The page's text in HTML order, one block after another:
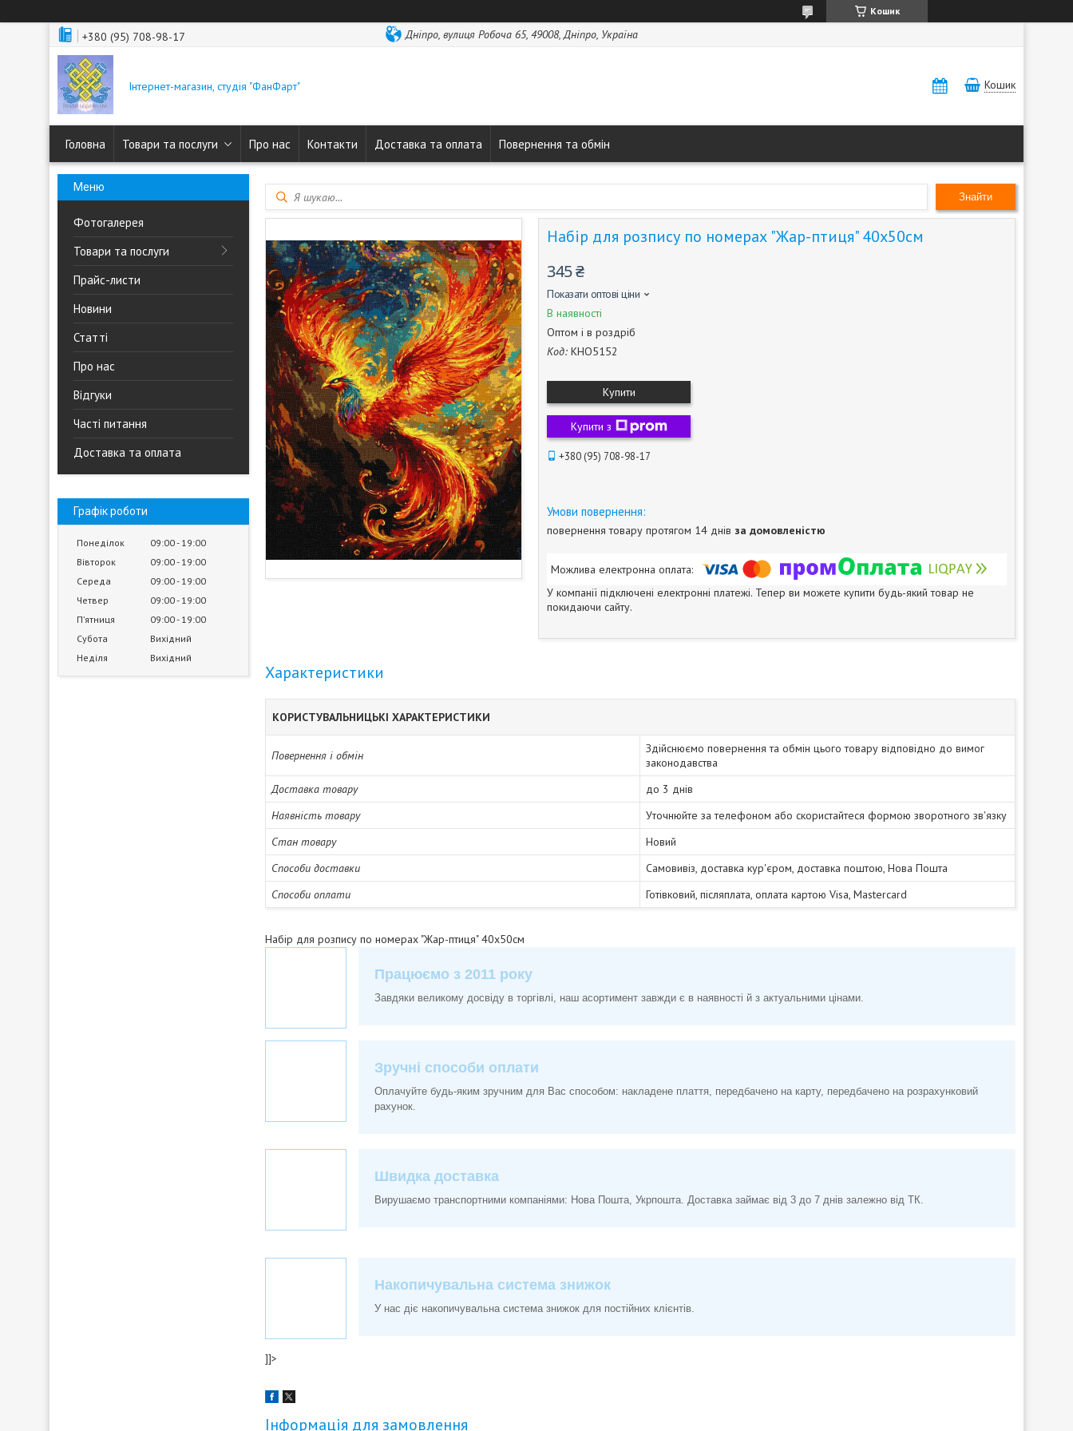
Кошик
+380 (95) 708-98-17 Дніпро, вулиця Робоча 65, 49008, Дніпро, Україна
Інтернет-магазин, студія "ФанФарт" Кошик
Головна Товари та послуги Про нас Контакти Доставка та оплата Повернення та обмін
Фотогалерея
Товари та послуги
Прайс-листи
Новини
Статті
Про нас
Відгуки
Часті питання
Доставка та оплата
Графік роботи
Понеділок 09:00 19:00
Вівторок
09:00 19:00
Середа
09:00 19:00
Четвер
09:00 19:00
Пʼятниця
09:00 19:00
Субота
Вихідний
Неділя
Вихідний
Знайти
Набір для розпису по номерах "Жар-птиця" 40х50см
345 ₴
Показати оптові ціни
В наявності
Оптом і в роздріб
Код: КНО5152
Купити
Купити з
+380 (95) 708-98-17
повернення товару протягом 14 днів за домовленістю
У компанії підключені електронні платежі. Тепер ви можете купити будь-який товар не
покидаючи сайту.
Характеристики
КОРИСТУВАЛЬНИЦЬКІ ХАРАКТЕРИСТИКИ
Повернення і обмін
Здійснюємо повернення та обмін цього товару відповідно до вимог
законодавства
Доставка товару
до 3 днів
Наявність товару
Уточнюйте за телефоном або скористайтеся формою зворотного зв'язку
Стан товару
Новий
Способи доставки
Самовивіз, доставка кур'єром, доставка поштою, Нова Пошта
Способи оплати
Готівковий, післяплата, оплата картою Visa, Mastercard
Набір для розпису по номерах "Жар-птиця" 40х50см
Працюємо з 2011 року
Завдяки великому досвіду в торгівлі, наш асортимент завжди є в наявності й з актуальними цінами.
Зручні способи оплати
Оплачуйте будь-яким зручним для Вас способом: накладене плаття, передбачено на карту, передбачено на розрахунковий
рахунок.
Швидка доставка
Вирушаємо транспортними компаніями: Нова Пошта, Укрпошта. Доставка займає від 3 до 7 днів залежно від ТК.
Накопичувальна система знижок
У нас діє накопичувальна система знижок для постійних клієнтів.
]]>
Інформація для замовлення